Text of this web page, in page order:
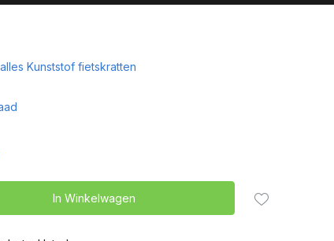
Kunststof fietskratten
In Winkelwagen